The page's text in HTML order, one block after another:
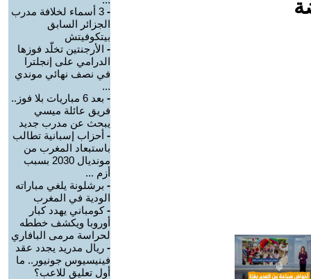
-
3 أسماء لخلافة مدرب
الجزائر السابق
بيتكوفيتش
- الأرجنتين تخلّد فوزها
الدرامي على إنجلترا
في نصف نهائي موندي
...
-
بعد 6 مباريات بلا فوز..
فريق عائلة ميسي
يبحث عن مدرب جديد
- أحزاب إسبانية تطالب
باستبعاد المغرب من
مونديال 2030 بسبب
أزم ...
- برشلونة يلغي مباراته
الودية في المغرب
-كومباني يهدد كبار
أوروبا ويكشف خططه
لحراسة مرمى البافاري
- ريال مدريد يجدد عقد
فينيسيوس جونيور.. ما
أول تعليق للاعب؟